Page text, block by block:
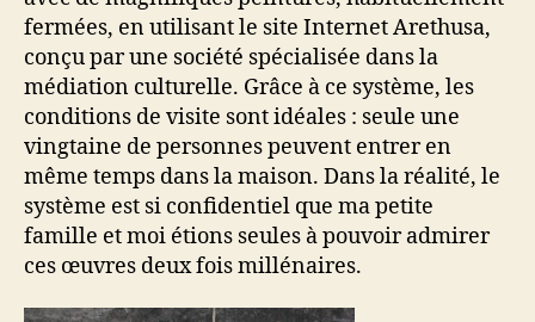
fermées, en utilisant le site Internet Arethusa,
conçu par une société spécialisée dans la
médiation culturelle. Grâce à ce système, les
conditions de visite sont idéales : seule une
vingtaine de personnes peuvent entrer en
même temps dans la maison. Dans la réalité, le
système est si confidentiel que ma petite
famille et moi étions seules à pouvoir admirer
ces œuvres deux fois millénaires.